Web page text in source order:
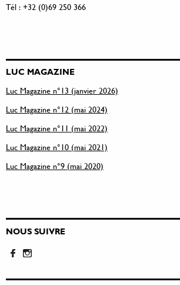
Tél : +32 (0)69 250 366
LUC MAGAZINE
Luc Magazine n°13 (janvier 2026)
Luc Magazine n°12 (mai 2024)
Luc Magazine n°11 (mai 2022)
Luc Magazine n°10 (mai 2021)
Luc Magazine n°9 (mai 2020)
NOUS SUIVRE